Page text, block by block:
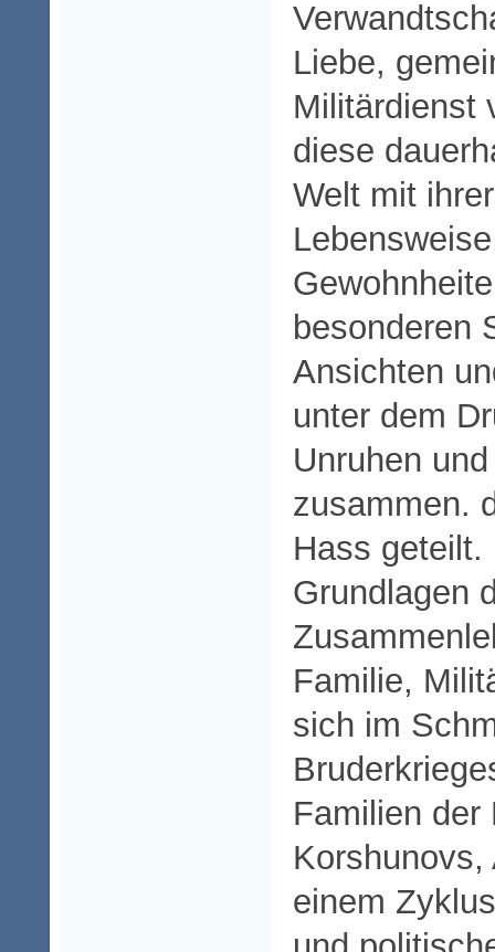
Liebe,
Militärdienst
diese
Welt mit
besonderen
Ansichten
unter dem
Unruhen
zusammen.
Hass geteilt.
Grundlagen
Familie,
sich im
Familien der
einem